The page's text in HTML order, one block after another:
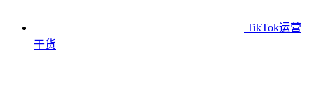
TikTok运营
干货